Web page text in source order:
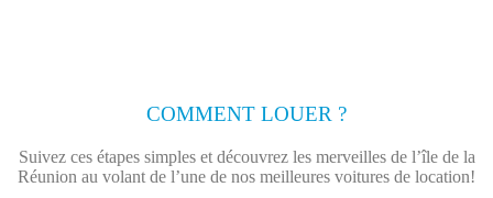
COMMENT LOUER ?
Suivez ces étapes simples et découvrez les merveilles de l’île de la
Réunion au volant de l’une de nos meilleures voitures de location!